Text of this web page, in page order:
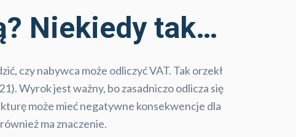
Niekiedy tak…
czy nabywca może odliczyć VAT. Tak orzekł
Wyrok jest ważny, bo zasadniczo odlicza się
może mieć negatywne konsekwencje dla
ma znaczenie.